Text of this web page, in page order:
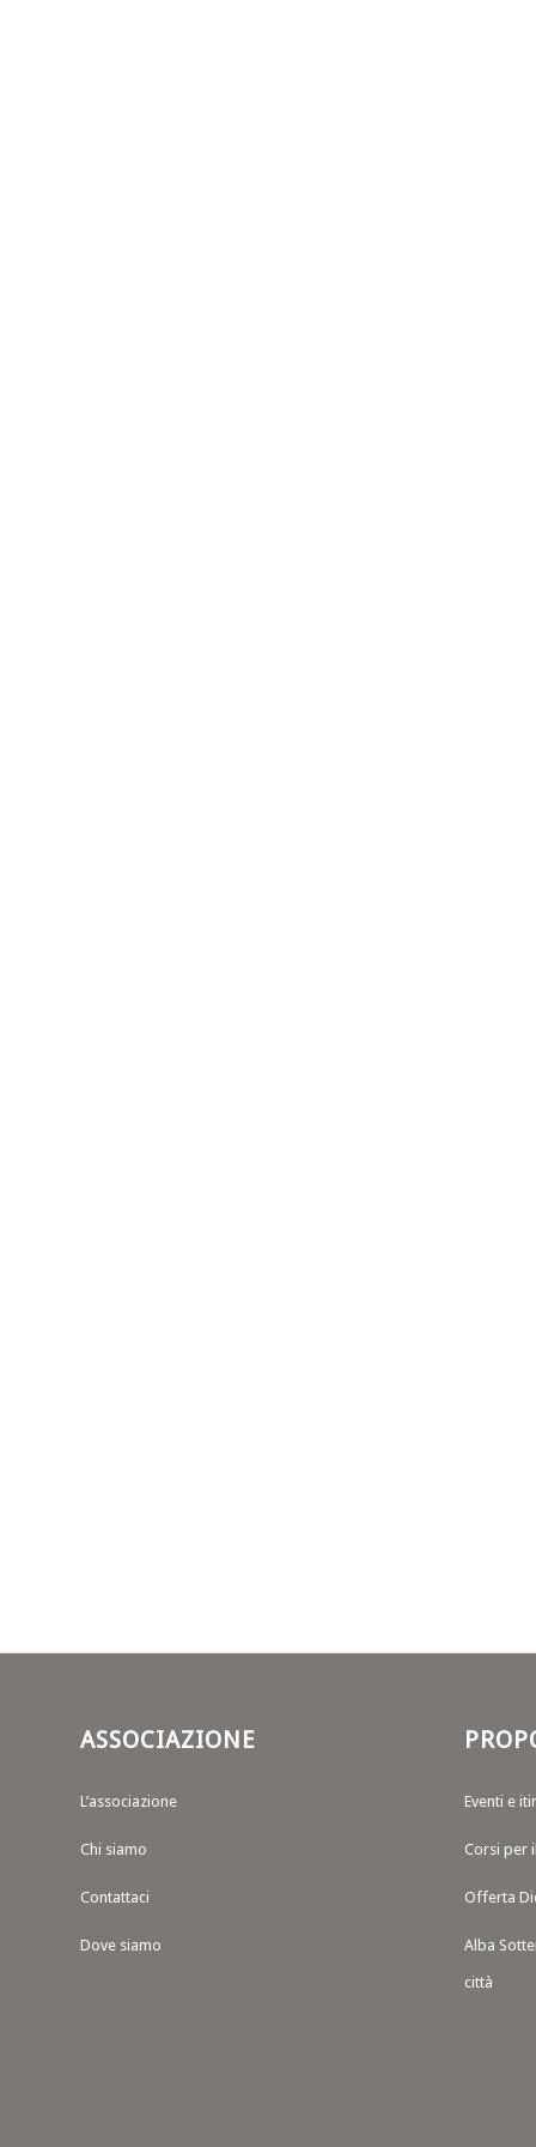
ASSOCIAZIONE
L’associazione
Chi siamo
Contattaci
Dove siamo
Eventi e
Corsi per
Offerta
Alba
città